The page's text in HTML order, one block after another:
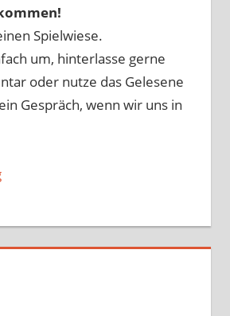
Spielwiese.
um, hinterlasse gerne
oder nutze das Gelesene
Gespräch, wenn wir uns in